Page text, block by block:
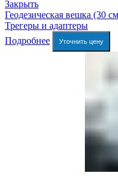
Закрыть
Геодезическая вешка (30
Трегеры и адаптеры
Подробнее
Уточнить цену